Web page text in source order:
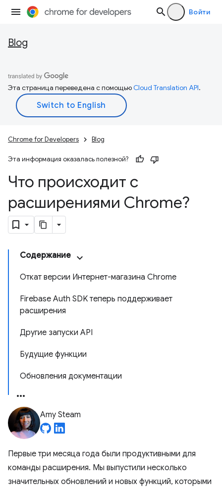
Войти
Blog
Эта страница переведена с помощьюCloud Translation API.
Chrome for Developers Blog
Эта информация оказалась полезной?
Что происходит с
расширениями Chrome?
Содержание
Откат версии Интернет-магазина Chrome
Firebase Auth SDK теперь поддерживает
расширения
Другие запуски API
Будущие функции
Обновления документации
Amy Steam
Первые три месяца года были продуктивными для
команды расширения. Мы выпустили несколько
значительных обновлений и новых функций, которыми